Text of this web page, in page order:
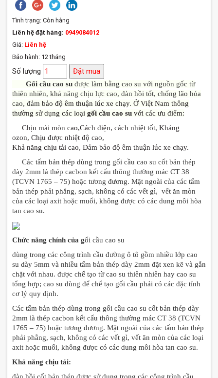
Tình trạng: Còn hàng
Liên hệ đặt hàng: 0949084012
Giá: Liên hệ
Bảo hành: 12 tháng
Số lượng Đặt mua
Gối cầu cao su được làm bằng cao su với nguồn gốc từ
thiên nhiên, khả năng chịu lực cao, đàn hồi tốt, chống lão hóa
cao, đảm bảo độ êm thuận lúc xe chạy. Ở Việt Nam thông
thường sử dụng các loại gối cầu cao su với các ưu điểm:
Chịu mài mòn cao ,Cách điện, cách nhiệt tốt , Kháng
ozon , Chịu được nhiệt độ cao ,
Khả năng chịu tải cao , Đảm bảo độ êm thuận lúc xe chạy .
Các tấm bản thép dùng trong gối cầu cao su cốt bản thép
dày 2mm là thép cacbon kết cấu thông thường mác CT 38
(TCVN 1765 – 75) hoặc tương đương. Mặt ngoài của các tấm
bản thép phải phẳng, sạch, không có các vết gì, vết ăn mòn
của các loại axit hoặc muối, không được có các dung môi hòa
tan cao su.
Chức năng chính của gối cầu cao su
dùng trong các công trình cầu đường ô tô gồm nhiều lớp cao
su dày 5mm và nhiều tấm bản thép dày 2mm đặt xen kẽ và gắn
chặt với nhau. được chế tạo từ cao su thiên nhiên hay cao su
tổng hợp; cao su dùng để chế tạo gối cầu phải có các đặc tính
cơ lý quy định.
Các tấm bản thép dùng trong gối cầu cao su cốt bản thép dày
2mm là thép cacbon kết cấu thông thường mác CT 38 (TCVN
1765 – 75) hoặc tương đương. Mặt ngoài của các tấm bản thép
phải phẳng, sạch, không có các vết gì, vết ăn mòn của các loại
axit hoặc muối, không được có các dung môi hòa tan cao su.
Khả năng chịu tải: